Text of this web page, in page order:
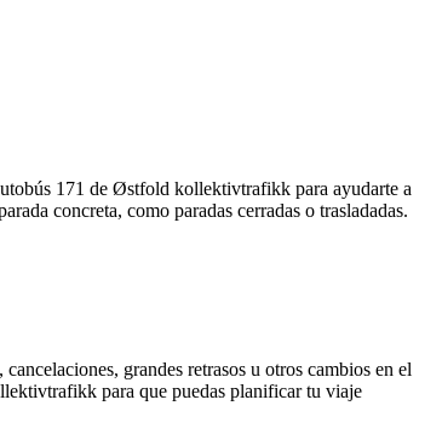
171 de Østfold kollektivtrafikk para ayudarte a
concreta, como paradas cerradas o trasladadas.
grandes retrasos u otros cambios en el
para que puedas planificar tu viaje